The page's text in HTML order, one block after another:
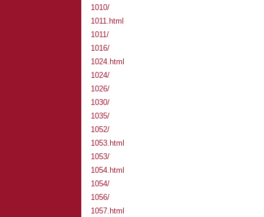
1010/
1011.html
1011/
1016/
1024.html
1024/
1026/
1030/
1035/
1052/
1053.html
1053/
1054.html
1054/
1056/
1057.html